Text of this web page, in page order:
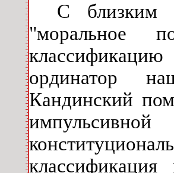
С близким
"моральное
ординатор
Кандинский